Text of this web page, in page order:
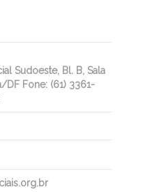
Sudoeste, Bl. B, Sala
DF Fone: (61) 3361-